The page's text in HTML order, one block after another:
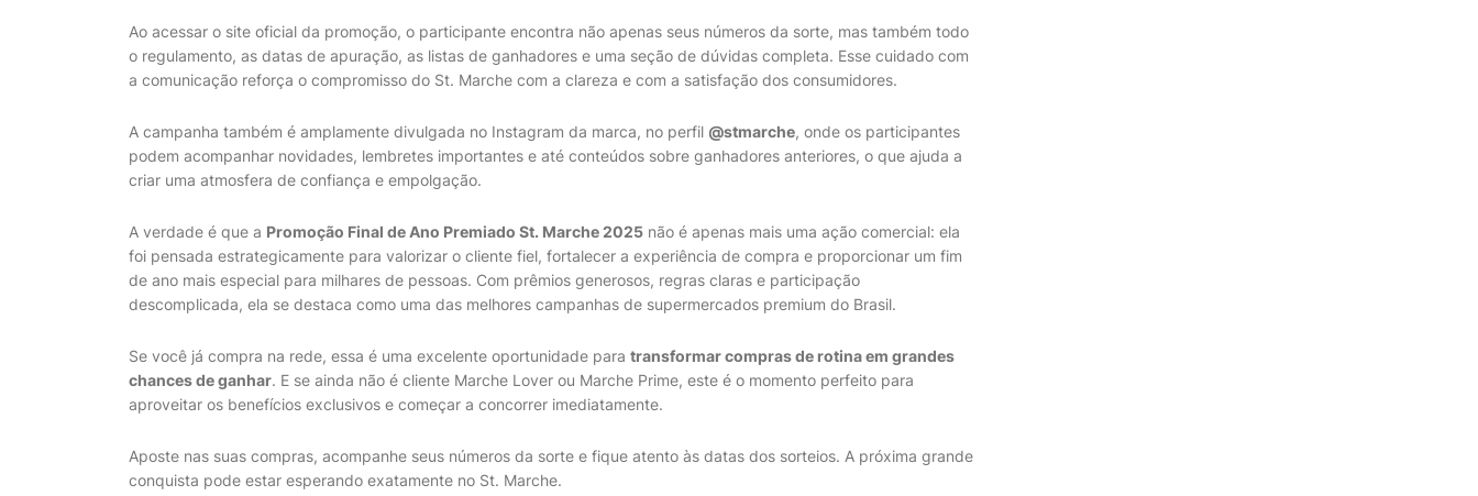
Ao acessar o site oficial da promoção, o participante encontra não apenas seus números da sorte, mas também todo
o regulamento, as datas de apuração, as listas de ganhadores e uma seção de dúvidas completa. Esse cuidado com
a comunicação reforça o compromisso do St. Marche com a clareza e com a satisfação dos consumidores.
A campanha também é amplamente divulgada no Instagram da marca, no perfil @stmarche, onde os participantes
podem acompanhar novidades, lembretes importantes e até conteúdos sobre ganhadores anteriores, o que ajuda a
criar uma atmosfera de confiança e empolgação.
A verdade é que a Promoção Final de Ano Premiado St. Marche 2025 não é apenas mais uma ação comercial: ela
foi pensada estrategicamente para valorizar o cliente fiel, fortalecer a experiência de compra e proporcionar um fim
de ano mais especial para milhares de pessoas. Com prêmios generosos, regras claras e participação
descomplicada, ela se destaca como uma das melhores campanhas de supermercados premium do Brasil.
Se você já compra na rede, essa é uma excelente oportunidade para transformar compras de rotina em grandes
chances de ganhar. E se ainda não é cliente Marche Lover ou Marche Prime, este é o momento perfeito para
aproveitar os benefícios exclusivos e começar a concorrer imediatamente.
Aposte nas suas compras, acompanhe seus números da sorte e fique atento às datas dos sorteios. A próxima grande
conquista pode estar esperando exatamente no St. Marche.